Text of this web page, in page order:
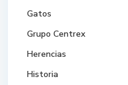
Gatos
Grupo Centrex
Herencias
Historia